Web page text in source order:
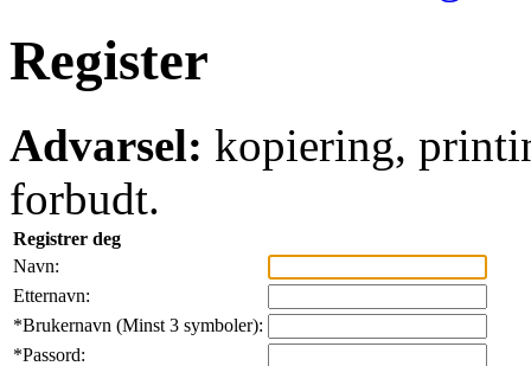
Register
Advarsel: kopiering,
forbudt.
Registrer deg
Navn:
Etternavn:
*Brukernavn (Minst 3 symboler):
*Passord: